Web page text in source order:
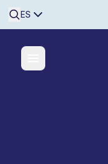
Searchine
ES